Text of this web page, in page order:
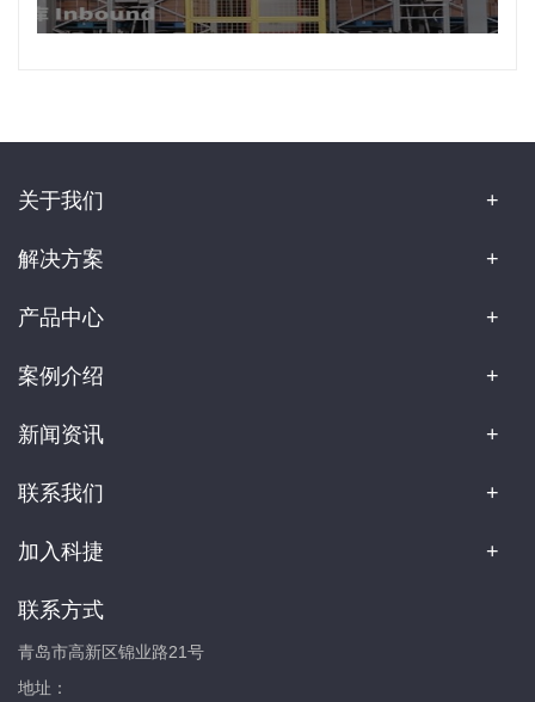
关于我们
解决方案
产品中心
案例介绍
新闻资讯
联系我们
加入科捷
联系方式
青岛市高新区锦业路21号
地址：